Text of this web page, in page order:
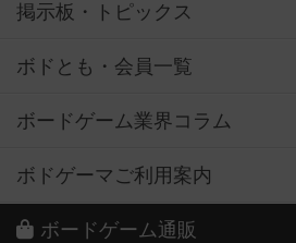
掲示板・トピックス
ボドとも・会員一覧
ボードゲーム業界コラム
ボドゲーマご利用案内
ボードゲーム通販